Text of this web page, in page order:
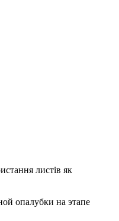
листів як
опалубки на этапе